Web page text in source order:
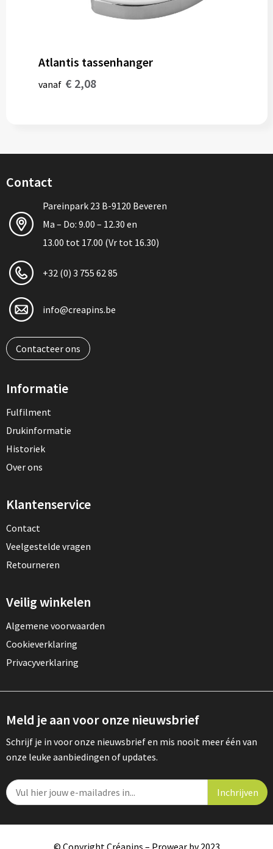
Atlantis tassenhanger
vanaf € 2,08
Contact
Pareinpark 23 B-9120 Beveren
Ma – Do: 9.00 – 12.30 en
13.00 tot 17.00 (Vr tot 16.30)
+32 (0) 3 755 62 85
info@creapins.be
Contacteer ons
Informatie
Fulfilment
Drukinformatie
Historiek
Over ons
Klantenservice
Contact
Veelgestelde vragen
Retourneren
Veilig winkelen
Algemene voorwaarden
Cookieverklaring
Privacyverklaring
Meld je aan voor onze nieuwsbrief
Schrijf je in voor onze nieuwsbrief en mis nooit meer één van
onze leuke aanbiedingen of updates.
© Copyright Créapins – Prowear bv 2023